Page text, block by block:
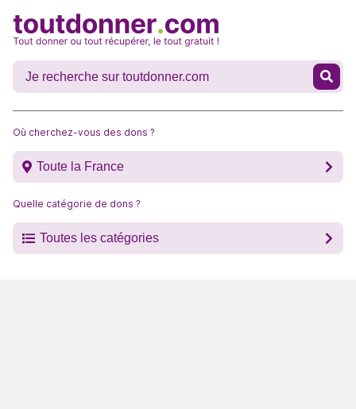
Où cherchez-vous des dons ?
Toute la France
Quelle catégorie de dons ?
Toutes les catégories